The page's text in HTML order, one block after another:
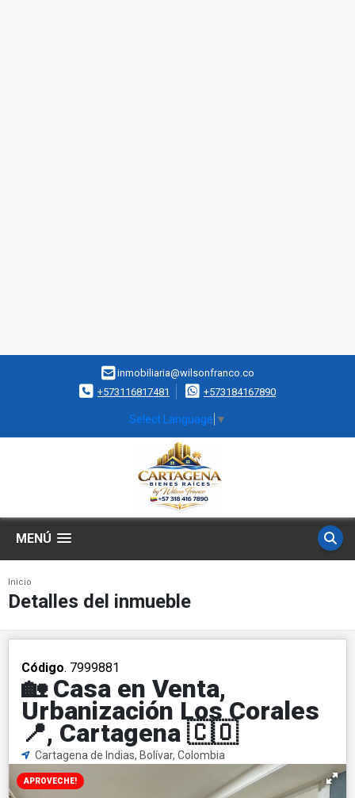
inmobiliaria@wilsonfranco.co
+573116817481
+573184167890
Select Language ▼
MENÚ
Inicio
Detalles del inmueble
Código. 7999881
🏡 Casa en Venta,
Urbanización Los Corales
📍, Cartagena 🇨🇴
Cartagena de Indias, Bolívar, Colombia
APROVECHE!